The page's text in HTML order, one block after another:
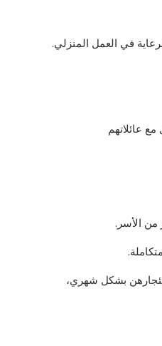
في العمل المنزلي.
عائلاتهم
من الأسر.
بشكل شهري،